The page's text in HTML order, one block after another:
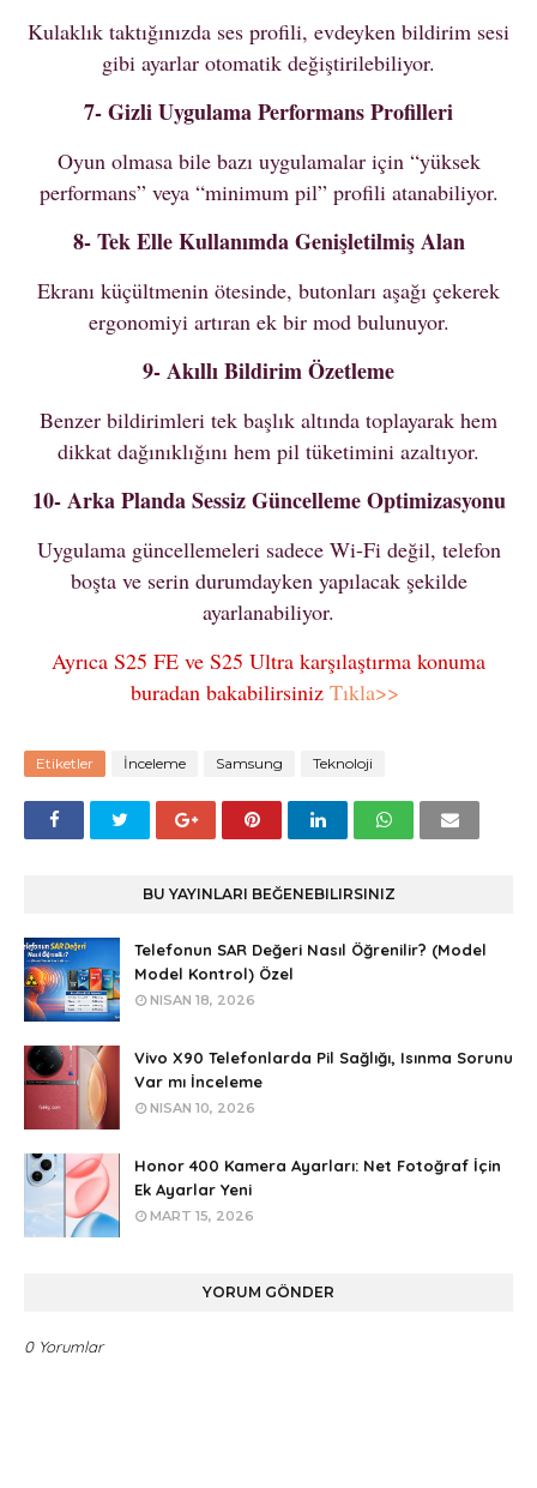
Kulaklık taktığınızda ses profili, evdeyken bildirim sesi
gibi ayarlar otomatik değiştirilebiliyor.
7- Gizli Uygulama Performans Profilleri
Oyun olmasa bile bazı uygulamalar için “yüksek
performans” veya “minimum pil” profili atanabiliyor.
8- Tek Elle Kullanımda Genişletilmiş Alan
Ekranı küçültmenin ötesinde, butonları aşağı çekerek
ergonomiyi artıran ek bir mod bulunuyor.
9- Akıllı Bildirim Özetleme
Benzer bildirimleri tek başlık altında toplayarak hem
dikkat dağınıklığını hem pil tüketimini azaltıyor.
10- Arka Planda Sessiz Güncelleme Optimizasyonu
Uygulama güncellemeleri sadece Wi-Fi değil, telefon
boşta ve serin durumdayken yapılacak şekilde
ayarlanabiliyor.
Ayrıca S25 FE ve S25 Ultra karşılaştırma konuma
buradan bakabilirsiniz Tıkla>>
Etiketler İnceleme Samsung Teknoloji
BU YAYINLARI BEĞENEBILIRSINIZ
Telefonun SAR Değeri Nasıl Öğrenilir? (Model
Model Kontrol) Özel
NISAN 18, 2026
Vivo X90 Telefonlarda Pil Sağlığı, Isınma Sorunu
Var mı İnceleme
NISAN 10, 2026
Honor 400 Kamera Ayarları: Net Fotoğraf İçin
Ek Ayarlar Yeni
MART 15, 2026
YORUM GÖNDER
0 Yorumlar